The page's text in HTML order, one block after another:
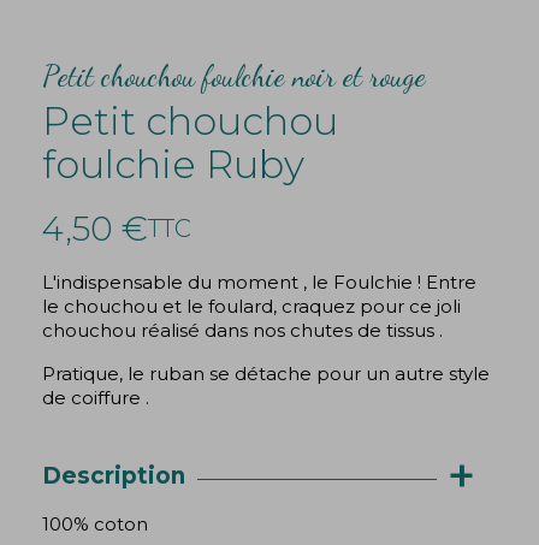
Petit chouchou foulchie noir et rouge
Petit chouchou
foulchie Ruby
4,50 €TTC
L'indispensable du moment , le Foulchie ! Entre
le chouchou et le foulard, craquez pour ce joli
chouchou réalisé dans nos chutes de tissus .
Pratique, le ruban se détache pour un autre style
de coiffure .
Description +
100% coton